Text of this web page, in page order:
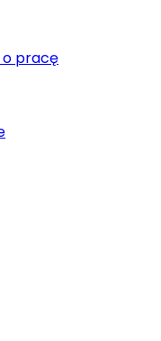
pracę